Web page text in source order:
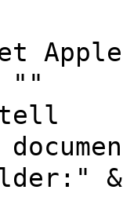
""